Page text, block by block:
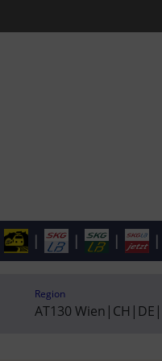
| | | |
Region
AT130 Wien | CH | DE |